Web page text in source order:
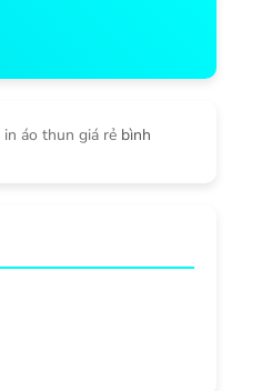
in áo thun giá rẻ bình